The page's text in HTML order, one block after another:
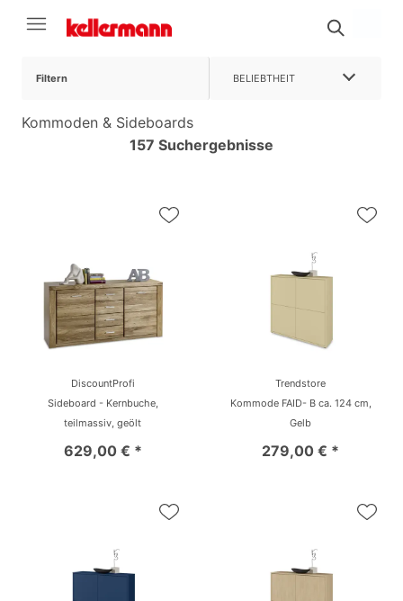
Filtern BELIEBTHEIT
Kommoden & Sideboards
157 Suchergebnisse
DiscountProfi
Sideboard - Kernbuche,
teilmassiv, geölt
629,00 € *
Trendstore
Kommode FAID- B ca. 124 cm,
Gelb
279,00 € *